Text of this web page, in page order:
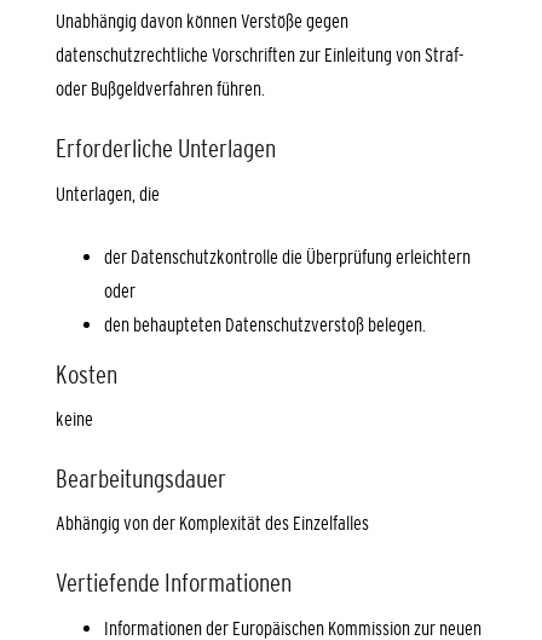
Unabhängig davon können Verstöße gegen
datenschutzrechtliche Vorschriften zur Einleitung von Straf-
oder Bußgeldverfahren führen.
Erforderliche Unterlagen
Unterlagen, die
der Datenschutzkontrolle die Überprüfung erleichtern
oder
den behaupteten Datenschutzverstoß belegen.
Kosten
keine
Bearbeitungsdauer
Abhängig von der Komplexität des Einzelfalles
Vertiefende Informationen
Informationen der Europäischen Kommission zur neuen